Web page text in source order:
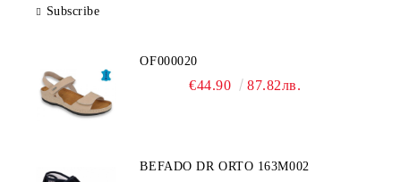
Subscribe
OF000020
€44.90 87.82лв.
BEFADO DR ORTO 163M002